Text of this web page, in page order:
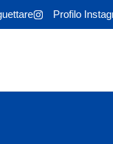
Profilo